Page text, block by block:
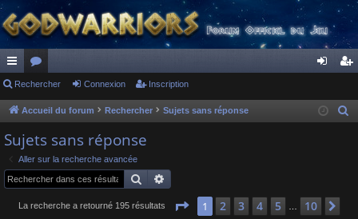
ac
co
ur
ci
s
or
u
s
ne cri
Rechercher Connexion Inscription
Accueil du forum Rechercher Sujets sans réponse
Sujets sans réponse
Aller sur la recherche avancée
Rechercher
La recherche a retourné 195 résultats Page 1sur 10
1 2 3 4 5 10